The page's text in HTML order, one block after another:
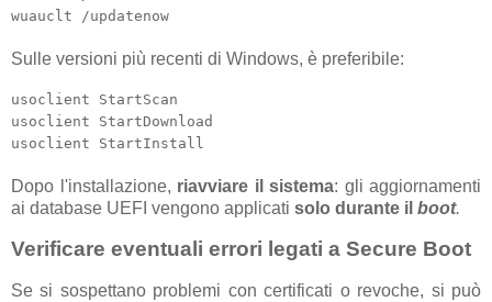
wuauclt /updatenow
Sulle versioni più recenti di Windows, è preferibile:
usoclient StartScan
usoclient StartDownload
usoclient StartInstall
Dopo l'installazione, riavviare il sistema: gli aggiornamenti
ai database UEFI vengono applicati solo durante il boot.
Verificare eventuali errori legati a Secure Boot
Se si sospettano problemi con certificati o revoche, si può